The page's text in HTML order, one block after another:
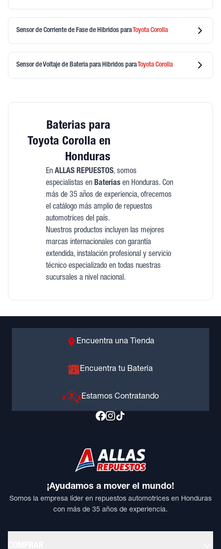
Sensor de Corriente de Fase de Hibridos paraToyotaCorolla
Sensor de Voltaje de Bateria para Hibridos paraToyotaCorolla
Baterias para
Toyota Corolla en
Honduras
En ALLAS REPUESTOS, somos
especialistas en Bateriasen Honduras. Con
más de 35 años de experiencia, ofrecemos
el catálogo más amplio de repuestos
automotrices del país.
Nuestros productos incluyen las mejores
marcas internacionales con garantía
extendida, instalación profesional y servicio
técnico especializado en todas nuestras
sucursales a nivel nacional.
Encuentra una Tienda
Encuentra tu Batería
Estamos Contratando
¡Ayudamos a mover el mundo!
Somos la empresa líder en repuestos automotrices en Honduras
con más de 35 años de experiencia.